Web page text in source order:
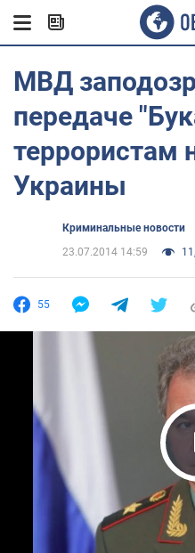
МВД
передаче
террористам
Украины
Криминальные новости
23.07.2014 14:59
55